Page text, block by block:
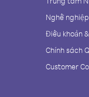
Nghề nghiệp
Điều khoản
Chính sách
Customer